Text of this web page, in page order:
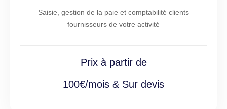
Saisie, gestion de la paie et comptabilité clients
fournisseurs de votre activité
Prix à partir de
100€/mois & Sur devis